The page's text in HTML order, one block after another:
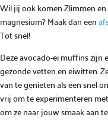
Wil jij ook komen Zlimmen
magnesium? Maak dan een
Tot snel!
Deze avocado-ei muffins
gezonde vetten en eiwitten.
van te genieten als een snel
vrij om te experimenteren
om ze naar jouw smaak aan